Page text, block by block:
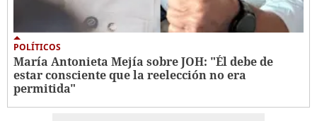
POLÍTICOS
María Antonieta Mejía sobre JOH: "Él debe de
estar consciente que la reelección no era
permitida"